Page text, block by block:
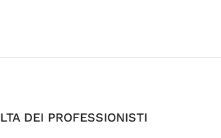
DEI PROFESSIONISTI